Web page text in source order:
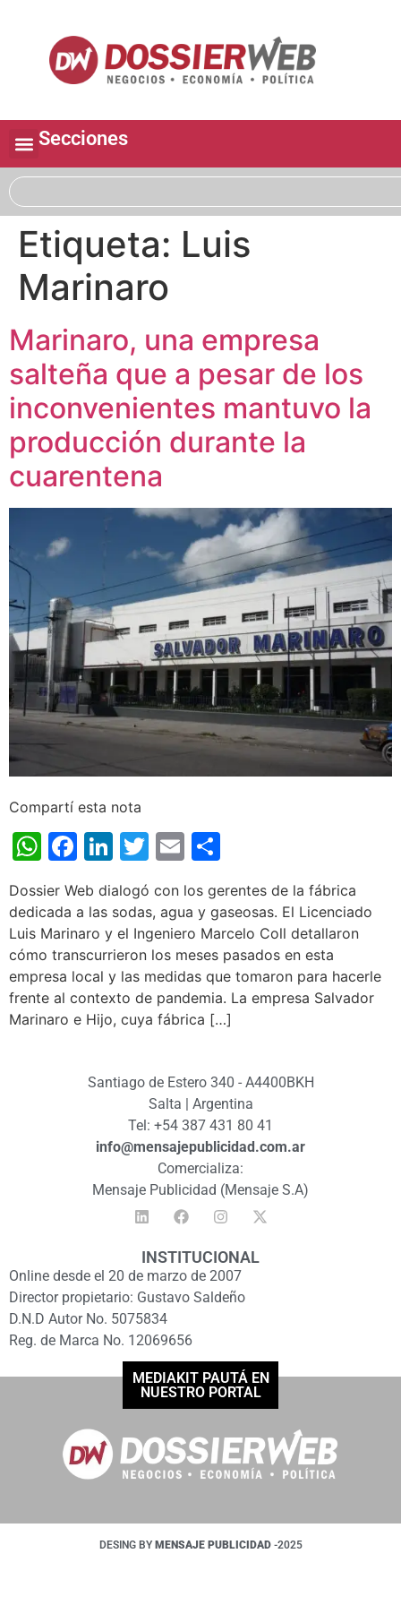
Secciones
Etiqueta: Luis
Marinaro
Marinaro, una empresa
salteña que a pesar de los
inconvenientes mantuvo la
producción durante la
cuarentena
Compartí esta nota
WhatsApp
Facebook
LinkedIn
Twitter
Email
Dossier Web dialogó con los gerentes de la fábrica
dedicada a las sodas, agua y gaseosas. El Licenciado
Luis Marinaro y el Ingeniero Marcelo Coll detallaron
cómo transcurrieron los meses pasados en esta
empresa local y las medidas que tomaron para hacerle
frente al contexto de pandemia. La empresa Salvador
Marinaro e Hijo, cuya fábrica […]
Santiago de Estero 340 - A4400BKH
Salta | Argentina
Tel: +54 387 431 80 41
info@mensajepublicidad.com.ar
Comercializa:
Mensaje Publicidad (Mensaje S.A)
INSTITUCIONAL
Online desde el 20 de marzo de 2007
Director propietario: Gustavo Saldeño
D.N.D Autor No. 5075834
Reg. de Marca No. 12069656
MEDIAKIT PAUTÁ EN
NUESTRO PORTAL
DESING BY MENSAJE PUBLICIDAD -2025